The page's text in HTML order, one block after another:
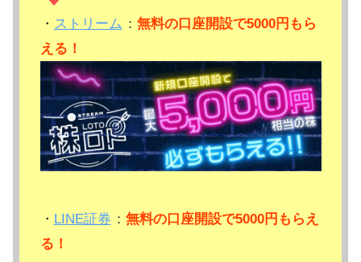
・ ストリーム ： 無料の口座開設で5000円もら
える！
・ LINE証券 ： 無料の口座開設で5000円もらえ
る！